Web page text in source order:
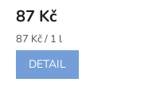
87 Kč
Měrná
cena:
87 Kč / 1 l
DETAIL